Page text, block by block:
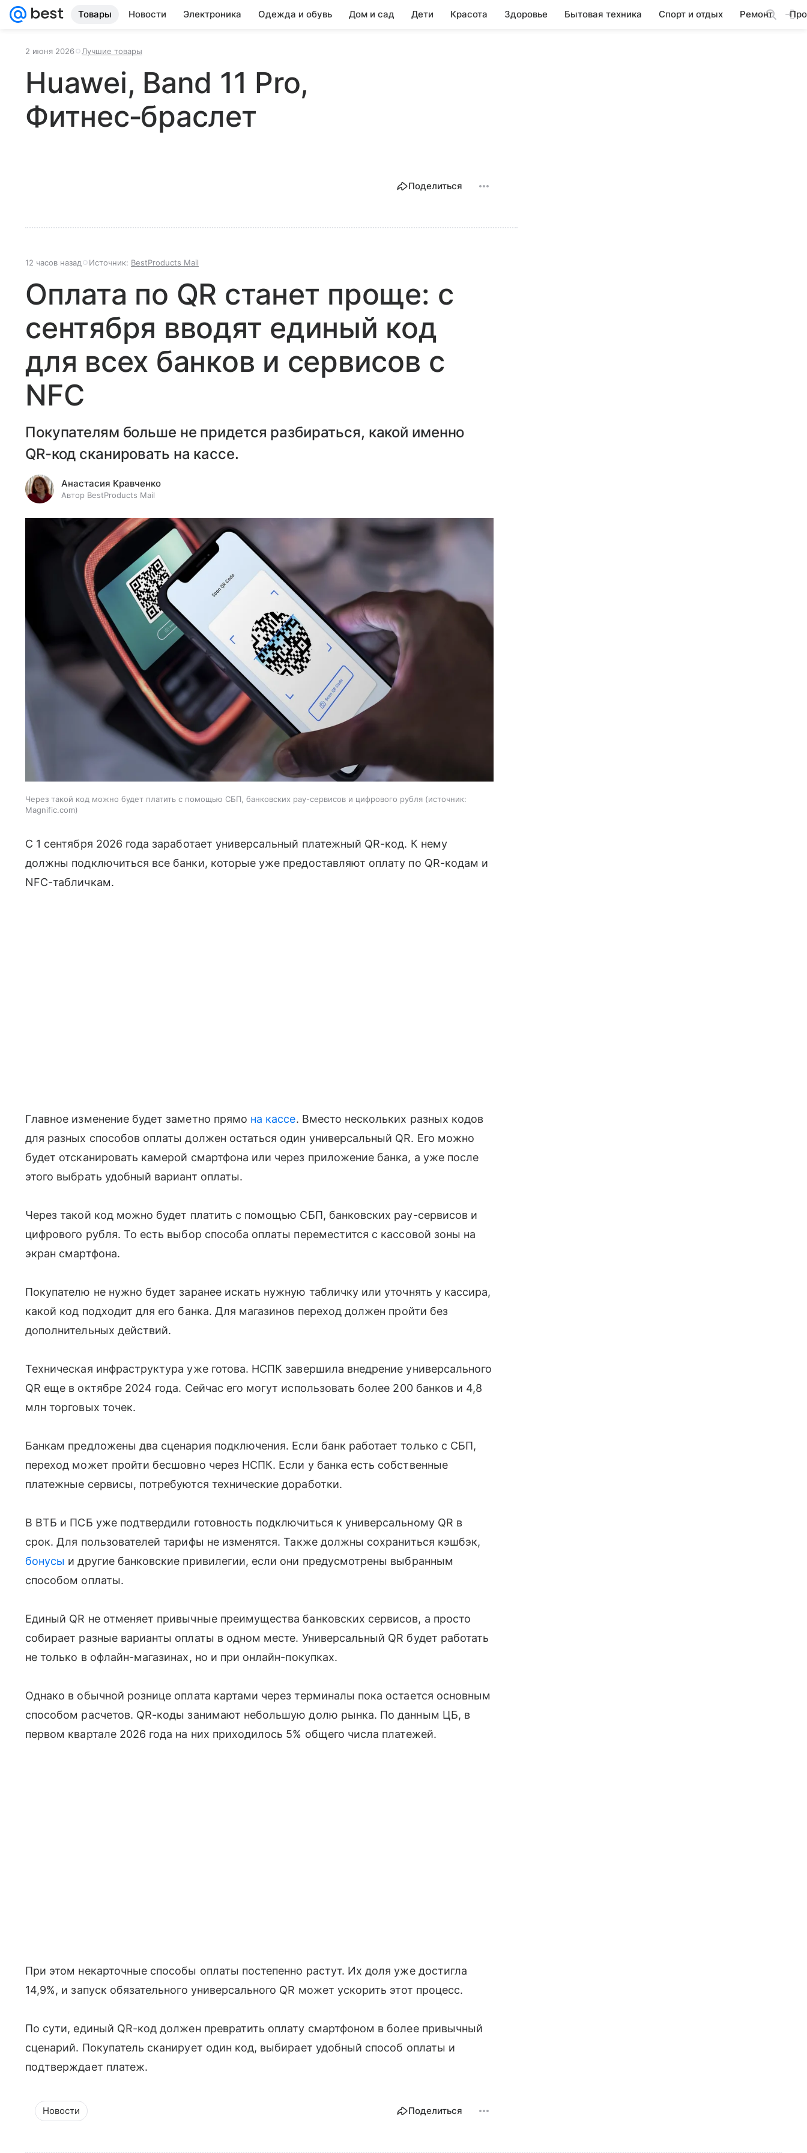
Товары Новости Электроника Одежда и обувь Дом и сад Дети Красота Здоровье Бытовая техника Спорт и отдых Ремонт
2 июня 2026 Лучшие товары
Huawei, Band 11 Pro,
Фитнес‑браслет
Поделиться
12 часов назад Источник: BestProducts Mail
Оплата по QR станет проще: с
сентября вводят единый код
для всех банков и сервисов с
NFC
Покупателям больше не придется разбираться, какой именно
QR-код сканировать на кассе.
Анастасия Кравченко
Автор BestProducts Mail
Через такой код можно будет платить с помощью СБП, банковских pay-сервисов и цифрового рубля
источник:
Magnific.com
С 1 сентября 2026 года заработает универсальный платежный QR-код. К нему
должны подключиться все банки, которые уже предоставляют оплату по QR-кодам и
NFC-табличкам.
Главное изменение будет заметно прямо на кассе. Вместо нескольких разных кодов
для разных способов оплаты должен остаться один универсальный QR. Его можно
будет отсканировать камерой смартфона или через приложение банка, а уже после
этого выбрать удобный вариант оплаты.
Через такой код можно будет платить с помощью СБП, банковских pay-сервисов и
цифрового рубля. То есть выбор способа оплаты переместится с кассовой зоны на
экран смартфона.
Покупателю не нужно будет заранее искать нужную табличку или уточнять у кассира,
какой код подходит для его банка. Для магазинов переход должен пройти без
дополнительных действий.
Техническая инфраструктура уже готова. НСПК завершила внедрение универсального
QR еще в октябре 2024 года. Сейчас его могут использовать более 200 банков и 4,8
млн торговых точек.
Банкам предложены два сценария подключения. Если банк работает только с СБП,
переход может пройти бесшовно через НСПК. Если у банка есть собственные
платежные сервисы, потребуются технические доработки.
В ВТБ и ПСБ уже подтвердили готовность подключиться к универсальному QR в
срок. Для пользователей тарифы не изменятся. Также должны сохраниться кэшбэк,
бонусы и другие банковские привилегии, если они предусмотрены выбранным
способом оплаты.
Единый QR не отменяет привычные преимущества банковских сервисов, а просто
собирает разные варианты оплаты в одном месте. Универсальный QR будет работать
не только в офлайн-магазинах, но и при онлайн-покупках.
Однако в обычной рознице оплата картами через терминалы пока остается основным
способом расчетов. QR-коды занимают небольшую долю рынка. По данным ЦБ, в
первом квартале 2026 года на них приходилось 5% общего числа платежей.
При этом некарточные способы оплаты постепенно растут. Их доля уже достигла
14,9%, и запуск обязательного универсального QR может ускорить этот процесс.
По сути, единый QR-код должен превратить оплату смартфоном в более привычный
сценарий. Покупатель сканирует один код, выбирает удобный способ оплаты и
подтверждает платеж.
Новости Поделиться